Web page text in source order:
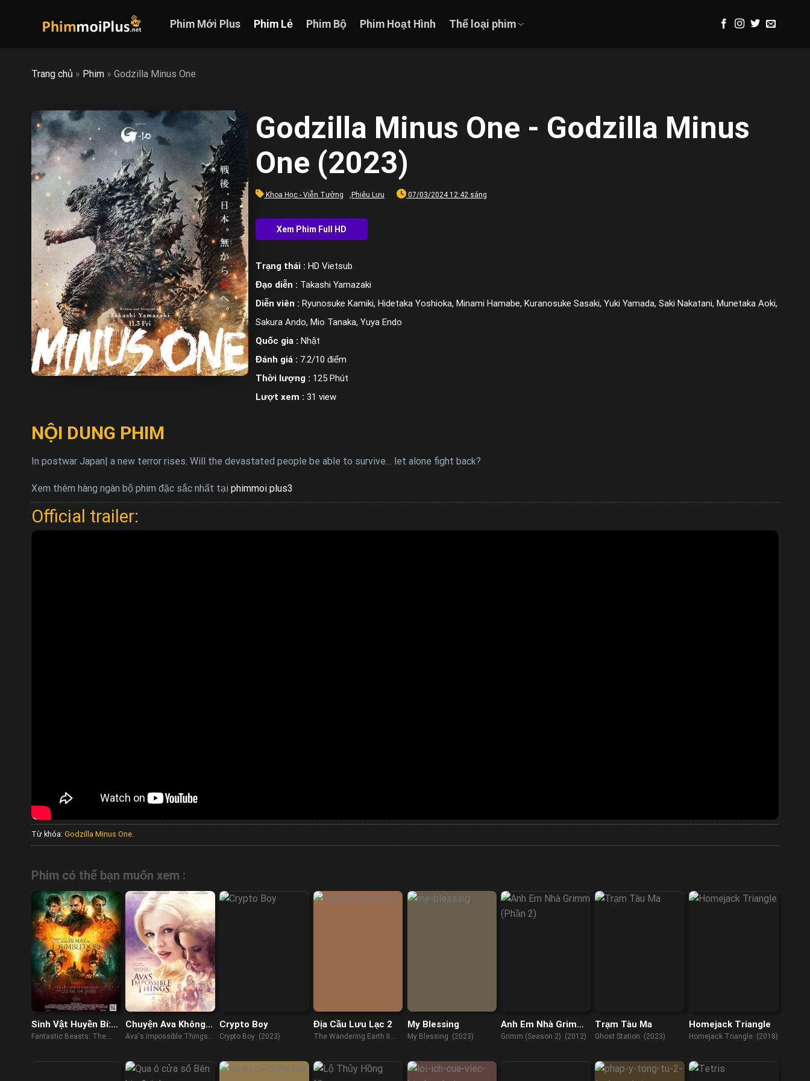
Phim Mới Plus Phim Lẻ Phim Bộ Phim Hoạt Hình Thể loại phim
Trang chủ » Phim » Godzilla Minus One
Godzilla Minus One - Godzilla Minus
One (2023)
Khoa Học - Viễn Tưởng Phiêu Lưu 07/03/2024 12:42 sáng
Trạng thái : HD Vietsub
Đạo diễn : Takashi Yamazaki
Diễn viên : Ryunosuke Kamiki, Hidetaka Yoshioka, Minami Hamabe, Kuranosuke Sasaki, Yuki Yamada, Saki Nakatani, Munetaka Aoki,
Sakura Ando, Mio Tanaka, Yuya Endo
Quốc gia : Nhật
Đánh giá : 7.2/10 điểm
Thời lượng : 125 Phút
Lượt xem : 31 view
NỘI DUNG PHIM
In postwar Japan| a new terror rises. Will the devastated people be able to survive… let alone fight back?
Xem thêm hàng ngàn bộ phim đặc sắc nhất tại phimmoi plus3
Official trailer:
Từ khóa: Godzilla Minus One
Phim có thể bạn muốn xem :
Sinh Vật Huyền Bí:
Những Bí Mật Của
Fantastic Beasts: The
Fantasy (2022)
Chuyện Ava Không
Thể Làm
Ava's Impossible Things
Crypto Boy
Crypto Boy (2023)
Địa Cầu Lưu Lạc 2
The Wandering Earth II
My Blessing
My Blessing (2023)
Anh Em Nhà Grimm
(Phần 2)
Grimm (Season 2) (2012)
Trạm Tàu Ma
Ghost Station (2023)
Homejack Triangle
Homejack Triangle (2018)